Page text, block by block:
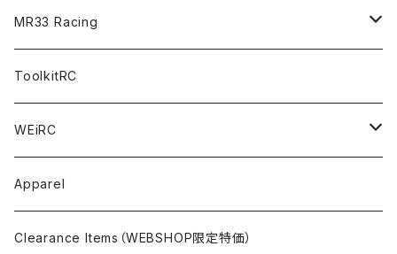
TA08R
Option Parts For YOKOMO BD9
Option Parts For YOKOMO BD8
Accessories
Discontinued Products
Option Parts For A800R
Special Set（ZEROTRIBEオリジナル）
M-Chassis（1/10 W/B210-225mm）
F1（1/10）
A800MMX
A800R
XRAY
X4
X4F
Accessories
YOKOMO
BD12
BD11
MUGEN
MTC2
SANWA
Radio Accessories
Option Parts
Electronics
Tire Cleaner/Additive
RUBBER TIRES＆WHEEL
Transponder
Accessories
A800R（KIT＆Spare & Optional）
A12（KIT＆Spare & Optional）
MR33 Racing
Chemicals＜ケミカル＞
Shock Oil＜ショックオイル＞
Diff Oil＜デフオイル＞
Tires＜タイヤ関連＞
Additive＜グリップ剤＞
Glue＜瞬間接着剤＞
OptionParts＜オプションパーツ＞
AWESOMATIX A800R＜A800R用オプション＞
Accessories＜アクセサリー＞
ToolkitRC
WEiRC
Spring Steel Chassis
DLC Black Spring Steel Chassis
Apparel
Clearance Items（WEBSHOP限定特価）